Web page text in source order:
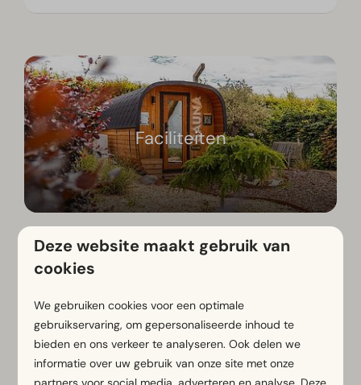
Faciliteiten
Omgeving
Deze website maakt gebruik van
cookies
We gebruiken cookies voor een optimale
gebruikservaring, om gepersonaliseerde inhoud te
bieden en ons verkeer te analyseren. Ook delen we
informatie over uw gebruik van onze site met onze